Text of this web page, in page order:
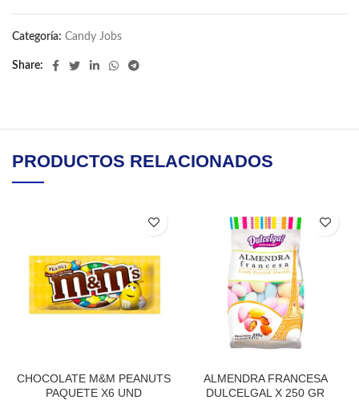
Categoría: Candy Jobs
Share
PRODUCTOS RELACIONADOS
CHOCOLATE M&M PEANUTS
PAQUETE X6 UND
ALMENDRA FRANCESA
DULCELGAL X 250 GR